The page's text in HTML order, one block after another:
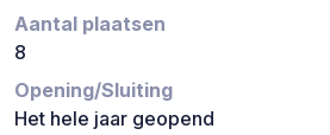
Aantal plaatsen
8
Opening/Sluiting
Het hele jaar geopend